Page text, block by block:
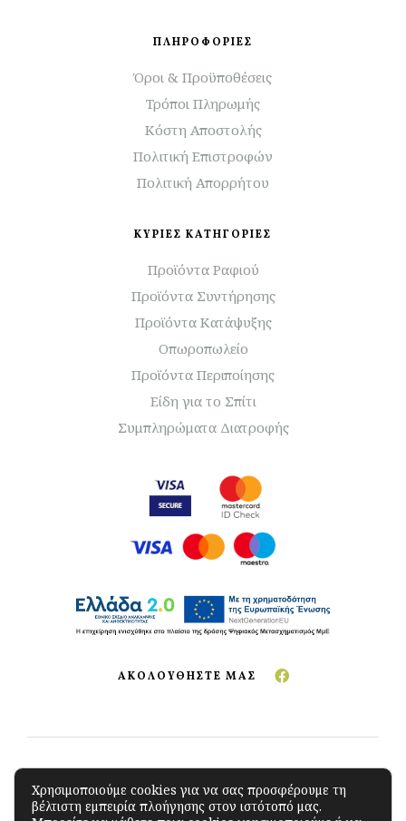
ΠΛΗΡΟΦΟΡΙΕΣ
Όροι & Προϋποθέσεις
Τρόποι Πληρωμής
Κόστη Αποστολής
Πολιτική Επιστροφών
Πολιτική Απορρήτου
ΚΥΡΙΕΣ ΚΑΤΗΓΟΡΙΕΣ
Προϊόντα Ραφιού
Προϊόντα Συντήρησης
Προϊόντα Κατάψυξης
Οπωροπωλείο
Προϊόντα Περιποίησης
Είδη για το Σπίτι
Συμπληρώματα Διατροφής
ΑΚΟΛΟΥΘΗΣΤΕ ΜΑΣ
Copyright © 2023 The Green Store.All Rights
Reserved. Developed byiSoftCloud
Χρησιμοποιούμε cookies για να σας προσφέρουμε τη
βέλτιστη εμπειρία πλοήγησης στον ιστότοπό μας.